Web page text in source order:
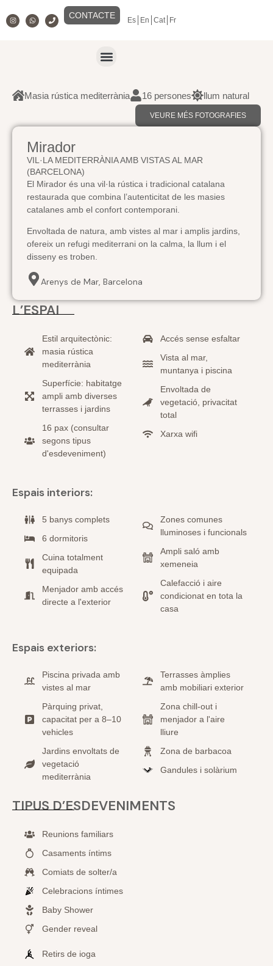
CONTACTE Es En Cat Fr
Masia rústica mediterrània 16 persones llum natural
VEURE MÉS FOTOGRAFIES
Mirador
VIL·LA MEDITERRÀNIA AMB VISTAS AL MAR
(BARCELONA)
El Mirador és una vil·la rústica i tradicional catalana
restaurada que combina l’autenticitat de les masies
catalanes amb el confort contemporani.
Envoltada de natura, amb vistes al mar i amplis jardins,
ofereix un refugi mediterrani on la calma, la llum i el
disseny es troben.
Arenys de Mar, Barcelona
L’ESPAI
Estil arquitectònic:
masia rústica
mediterrània
Superfície: habitatge
ampli amb diverses
terrasses i jardins
16 pax (consultar
segons tipus
d'esdeveniment)
Accés sense esfaltar
Vista al mar,
muntanya i piscina
Envoltada de
vegetació, privacitat
total
Xarxa wifi
Espais interiors:
5 banys complets
6 dormitoris
Cuina totalment
equipada
Menjador amb accés
directe a l'exterior
Zones comunes
lluminoses i funcionals
Ampli saló amb
xemeneia
Calefacció i aire
condicionat en tota la
casa
Espais exteriors:
Piscina privada amb
vistes al mar
Pàrquing privat,
capacitat per a 8–10
vehicles
Jardins envoltats de
vegetació
mediterrània
Terrasses àmplies
amb mobiliari exterior
Zona chill-out i
menjador a l'aire
lliure
Zona de barbacoa
Gandules i solàrium
TIPUS D’ESDEVENIMENTS
Reunions familiars
Casaments íntims
Comiats de solter/a
Celebracions íntimes
Baby Shower
Gender reveal
Retirs de ioga